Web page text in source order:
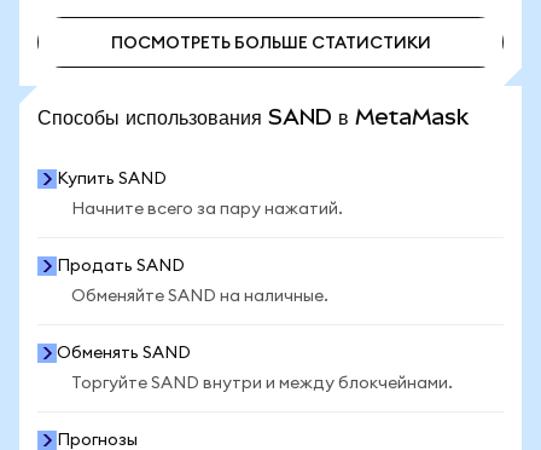
ПОСМОТРЕТЬ БОЛЬШЕ СТАТИСТИКИ
Способы использования SAND в MetaMask
Купить SAND
Начните всего за пару нажатий.
Продать SAND
Обменяйте SAND на наличные.
Обменять SAND
Торгуйте SAND внутри и между блокчейнами.
Прогнозы